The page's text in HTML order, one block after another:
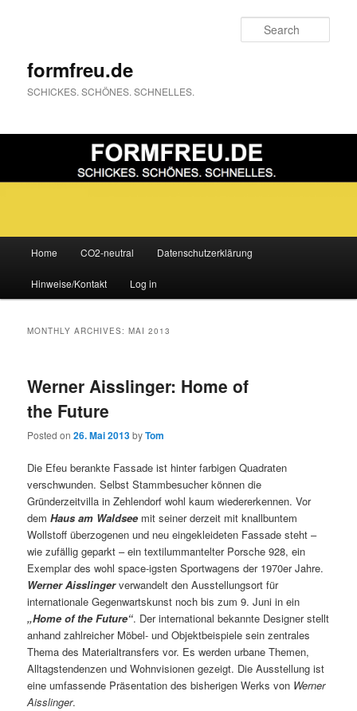
formfreu.de
SCHICKES. SCHÖNES. SCHNELLES.
Skip
to
Skip
to
Home CO2-neutral Datenschutzerklärung
Hinweise/Kontakt Log in
MONTHLY ARCHIVES:MAI 2013
Werner Aisslinger: Home of
the Future
Posted on26. Mai 2013byTom
Die Efeu berankte Fassade ist hinter farbigen Quadraten
verschwunden. Selbst Stammbesucher können die
Gründerzeitvilla in Zehlendorf wohl kaum wiedererkennen. Vor
demHaus am Waldsee mit seiner derzeit mit knallbuntem
Wollstoff überzogenen und neu eingekleideten Fassade steht –
wie zufällig geparkt – ein textilummantelter Porsche 928, ein
Exemplar des wohl space-igsten Sportwagens der 1970er Jahre.
Werner Aisslingerverwandelt den Ausstellungsort für
internationale Gegenwartskunst noch bis zum 9. Juni in ein
„Home of the Future“. Der international bekannte Designer stellt
anhand zahlreicher Möbel- und Objektbeispiele sein zentrales
Thema des Materialtransfers vor. Es werden urbane Themen,
Alltagstendenzen und Wohnvisionen gezeigt. Die Ausstellung ist
eine umfassende Präsentation des bisherigen Werks von Werner
Aisslinger.